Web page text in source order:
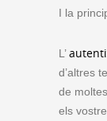
I la
L’
d’altres
de
els